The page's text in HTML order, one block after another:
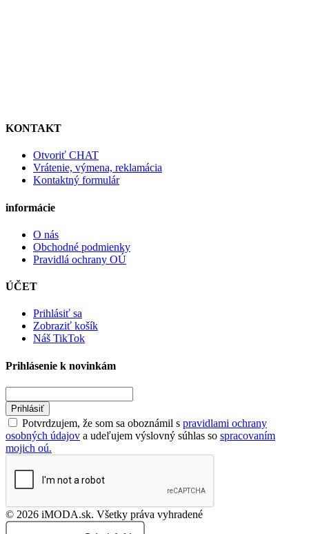
KONTAKT
Otvoriť CHAT
Vrátenie, výmena, reklamácia
Kontaktný formulár
informácie
O nás
Obchodné podmienky
Pravidlá ochrany OÚ
ÚČET
Prihlásiť sa
Zobraziť košík
Náš TikTok
Prihlásenie k novinkám
Prihlásiť
Potvrdzujem, že som sa oboznámil s pravidlami ochrany
osobných údajov a udeľujem výslovný súhlas so spracovaním
mojich oú.
© 2026 iMODA.sk. Všetky práva vyhradené